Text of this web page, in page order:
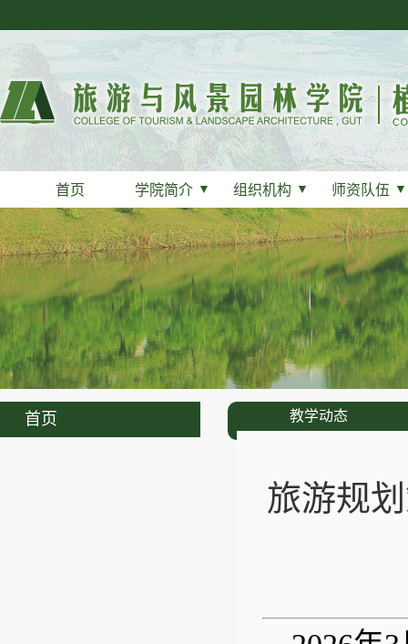
首页 学院简介 ▼ 组织机构 ▼ 师资队伍 ▼
首页 教学动态
旅游规